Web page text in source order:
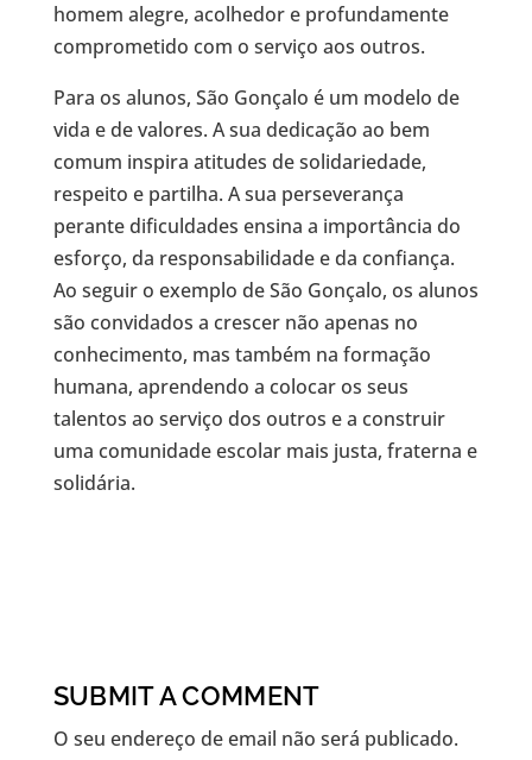
homem alegre, acolhedor e profundamente
comprometido com o serviço aos outros.
Para os alunos, São Gonçalo é um modelo de
vida e de valores. A sua dedicação ao bem
comum inspira atitudes de solidariedade,
respeito e partilha. A sua perseverança
perante dificuldades ensina a importância do
esforço, da responsabilidade e da confiança.
Ao seguir o exemplo de São Gonçalo, os alunos
são convidados a crescer não apenas no
conhecimento, mas também na formação
humana, aprendendo a colocar os seus
talentos ao serviço dos outros e a construir
uma comunidade escolar mais justa, fraterna e
solidária.
SUBMIT A COMMENT
O seu endereço de email não será publicado.